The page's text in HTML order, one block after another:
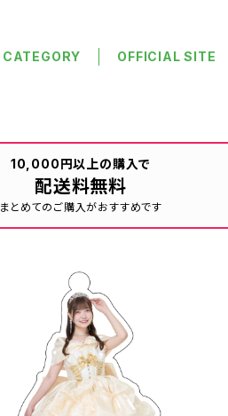
CATEGORY OFFICIAL SITE
10,000円以上の購入で
配送料無料
まとめてのご購入がおすすめです